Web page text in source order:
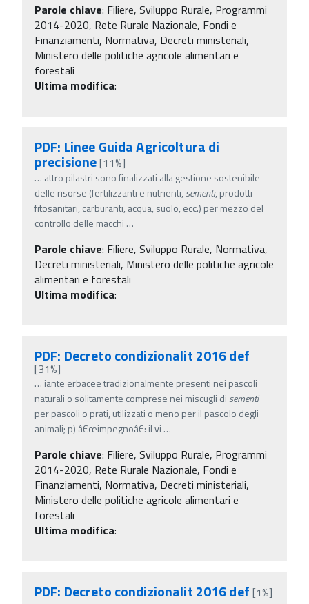
Parole chiave: Filiere, Sviluppo Rurale, Programmi
2014-2020, Rete Rurale Nazionale, Fondi e
Finanziamenti, Normativa, Decreti ministeriali,
Ministero delle politiche agricole alimentari e
forestali
Ultima modifica:
PDF: Linee Guida Agricoltura di
precisione[11%]
… attro pilastri sono finalizzati alla gestione sostenibile
delle risorse (fertilizzanti e nutrienti, sementi, prodotti
fitosanitari, carburanti, acqua, suolo, ecc.) per mezzo del
controllo delle macchi …
Parole chiave: Filiere, Sviluppo Rurale, Normativa,
Decreti ministeriali, Ministero delle politiche agricole
alimentari e forestali
Ultima modifica:
PDF: Decreto condizionalit 2016 def
[31%]
… iante erbacee tradizionalmente presenti nei pascoli
naturali o solitamente comprese nei miscugli di sementi
per pascoli o prati, utilizzati o meno per il pascolo degli
animali; p) â€œimpegnoâ€: il vi …
Parole chiave: Filiere, Sviluppo Rurale, Programmi
2014-2020, Rete Rurale Nazionale, Fondi e
Finanziamenti, Normativa, Decreti ministeriali,
Ministero delle politiche agricole alimentari e
forestali
Ultima modifica:
PDF: Decreto condizionalit 2016 def [1%]